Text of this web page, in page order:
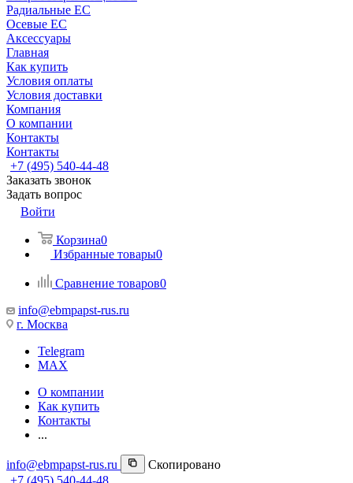
Радиальные EC
Осевые EC
Аксессуары
Главная
Как купить
Условия оплаты
Условия доставки
Компания
О компании
Контакты
Контакты
+7 (495) 540-44-48
Заказать звонок
Задать вопрос
Войти
Корзина0
Избранные товары0
Сравнение товаров0
info@ebmpapst-rus.ru
г. Москва
Telegram
MAX
О компании
Как купить
Контакты
...
info@ebmpapst-rus.ru
Скопировано
+7 (495) 540-44-48